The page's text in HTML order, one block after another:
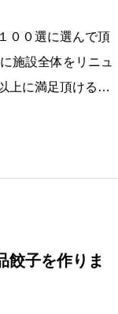
００選に選んで頂
施設全体をリニュ
上に満足頂けるよ
餃子を作りま